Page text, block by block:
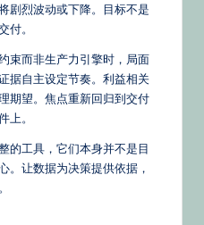
剧烈波动或下降。目标不是
付。
束而非生产力引擎时，局面
据自主设定节奏。利益相关
期望。焦点重新回归到交付
上。
的工具，它们本身并不是目
。让数据为决策提供依据，